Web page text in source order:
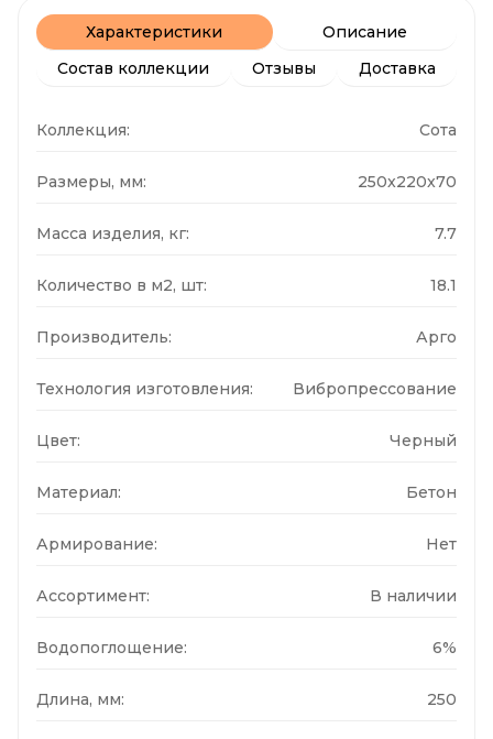
Характеристики
Описание
Состав коллекции
Отзывы Доставка
Коллекция: Сота
Размеры, мм: 250x220x70
Масса изделия, кг: 7.7
Количество в м2, шт: 18.1
Производитель: Арго
Технология изготовления: Вибропрессование
Цвет: Черный
Материал: Бетон
Армирование: Нет
Ассортимент: В наличии
Водопоглощение: 6%
Длина, мм: 250